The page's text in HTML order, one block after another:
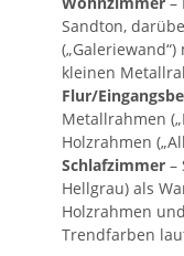
Sandton,
kleinen
Flur/
Metallrahmen
Holzrahmen
Schlafzimmer –
Hellgrau) als
Holzrahmen
Trendfarben